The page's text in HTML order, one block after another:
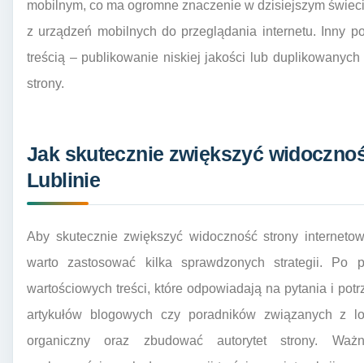
mobilnym, co ma ogromne znaczenie w dzisiejszym
z urządzeń mobilnych do przeglądania internetu. Inny
treścią – publikowanie niskiej jakości lub
strony.
Jak skutecznie zwiększyć
Lublinie
Aby skutecznie zwiększyć widoczność strony
warto zastosować kilka sprawdzonych strategii. Po
wartościowych treści, które odpowiadają na pytania i
artykułów blogowych czy poradników związanych z
organiczny oraz zbudować autorytet strony.